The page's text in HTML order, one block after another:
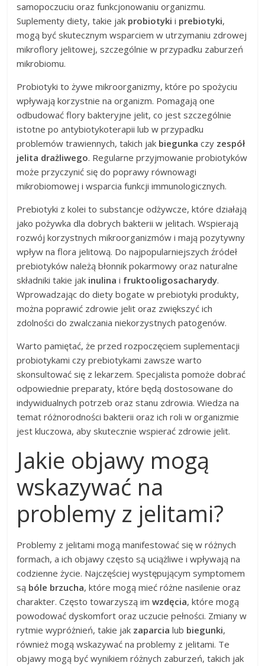
samopoczuciu oraz funkcjonowaniu organizmu.
Suplementy diety, takie jak probiotyki i prebiotyki,
mogą być skutecznym wsparciem w utrzymaniu zdrowej
mikroflory jelitowej, szczególnie w przypadku zaburzeń
mikrobiomu.
Probiotyki to żywe mikroorganizmy, które po spożyciu
wpływają korzystnie na organizm. Pomagają one
odbudować flory bakteryjne jelit, co jest szczególnie
istotne po antybiotykoterapii lub w przypadku
problemów trawiennych, takich jak biegunka czy zespół
jelita drażliwego. Regularne przyjmowanie probiotyków
może przyczynić się do poprawy równowagi
mikrobiomowej i wsparcia funkcji immunologicznych.
Prebiotyki z kolei to substancje odżywcze, które działają
jako pożywka dla dobrych bakterii w jelitach. Wspierają
rozwój korzystnych mikroorganizmów i mają pozytywny
wpływ na flora jelitową. Do najpopularniejszych źródeł
prebiotyków należą błonnik pokarmowy oraz naturalne
składniki takie jak inulina i fruktooligosacharydy.
Wprowadzając do diety bogate w prebiotyki produkty,
można poprawić zdrowie jelit oraz zwiększyć ich
zdolności do zwalczania niekorzystnych patogenów.
Warto pamiętać, że przed rozpoczęciem suplementacji
probiotykami czy prebiotykami zawsze warto
skonsultować się z lekarzem. Specjalista pomoże dobrać
odpowiednie preparaty, które będą dostosowane do
indywidualnych potrzeb oraz stanu zdrowia. Wiedza na
temat różnorodności bakterii oraz ich roli w organizmie
jest kluczowa, aby skutecznie wspierać zdrowie jelit.
Jakie objawy mogą
wskazywać na
problemy z jelitami?
Problemy z jelitami mogą manifestować się w różnych
formach, a ich objawy często są uciążliwe i wpływają na
codzienne życie. Najczęściej występującym symptomem
są bóle brzucha, które mogą mieć różne nasilenie oraz
charakter. Często towarzyszą imwzdęcia, które mogą
powodować dyskomfort oraz uczucie pełności. Zmiany w
rytmie wypróżnień, takie jak zaparcia lub biegunki,
również mogą wskazywać na problemy z jelitami. Te
objawy mogą być wynikiem różnych zaburzeń, takich jak